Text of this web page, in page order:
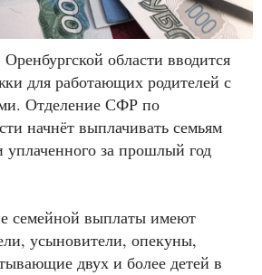
области вводится
для работающих родителей с
Отделение СФР по
начнёт выплачивать семьям
за прошлый год
семейной выплаты имеют
усыновители, опекуны,
двух и более детей в